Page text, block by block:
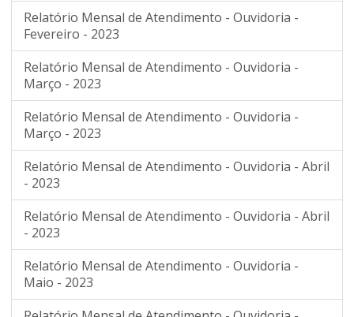
Relatório Mensal de Atendimento - Ouvidoria -
Fevereiro - 2023
Relatório Mensal de Atendimento - Ouvidoria -
Março - 2023
Relatório Mensal de Atendimento - Ouvidoria -
Março - 2023
Relatório Mensal de Atendimento - Ouvidoria - Abril
- 2023
Relatório Mensal de Atendimento - Ouvidoria - Abril
- 2023
Relatório Mensal de Atendimento - Ouvidoria -
Maio - 2023